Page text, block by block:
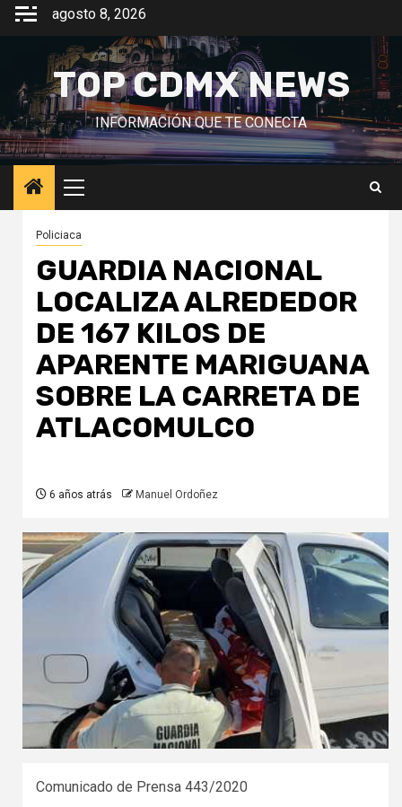
Saltar
contenido
agosto 8, 2026
TOP CDMX NEWS
INFORMACIÓN QUE TE CONECTA
Menú
principal
Policiaca
GUARDIA NACIONAL
LOCALIZA ALREDEDOR
DE 167 KILOS DE
APARENTE MARIGUANA
SOBRE LA CARRETA DE
ATLACOMULCO
6 años atrás Manuel Ordoñez
Comunicado de Prensa 443/2020